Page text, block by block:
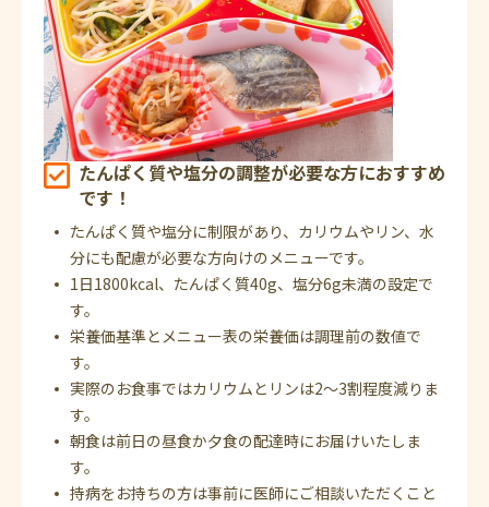
たんぱく質や塩分の調整が必要な方におすすめ
です！
たんぱく質や塩分に制限があり、カリウムやリン、水
分にも配慮が必要な方向けのメニューです。
1日1800kcal、たんぱく質40g、塩分6g未満の設定で
す。
栄養価基準とメニュー表の栄養価は調理前の数値で
す。
実際のお食事ではカリウムとリンは2～3割程度減りま
す。
朝食は前日の昼食か夕食の配達時にお届けいたしま
す。
持病をお持ちの方は事前に医師にご相談いただくこと